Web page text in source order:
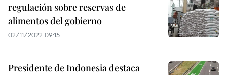
regulación sobre reservas de
alimentos del gobierno
02/11/2022 09:15
Presidente de Indonesia destaca